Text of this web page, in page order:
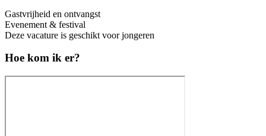
Gastvrijheid en ontvangst
Evenement & festival
Deze vacature is geschikt voor jongeren
Hoe kom ik er?